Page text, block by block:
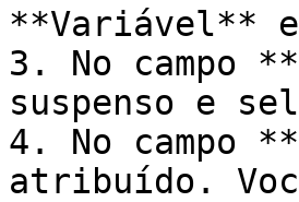
**Variável**
3. No campo
suspenso e
4. No campo
atribuído.